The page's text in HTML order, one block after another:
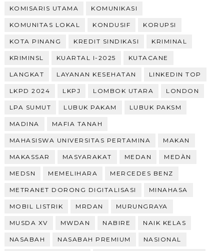
KOMISARIS UTAMA KOMUNIKASI
KOMUNITAS LOKAL KONDUSIF KORUPSI
KOTA PINANG KREDIT SINDIKASI KRIMINAL
KRIMINSL KUARTAL I-2025 KUTACANE
LANGKAT LAYANAN KESEHATAN LINKEDIN TOP
LKPD 2024 LKPJ LOMBOK UTARA LONDON
LPA SUMUT LUBUK PAKAM LUBUK PAKSM
MADINA MAFIA TANAH
MAHASISWA UNIVERSITAS PERTAMINA MAKAN
MAKASSAR MASYARAKAT MEDAN MEDÀN
MEDSN MEMELIHARA MERCEDES BENZ
METRANET DORONG DIGITALISASI MINAHASA
MOBIL LISTRIK MRDAN MURUNGRAYA
MUSDA XV MWDAN NABIRE NAIK KELAS
NASABAH NASABAH PREMIUM NASIONAL